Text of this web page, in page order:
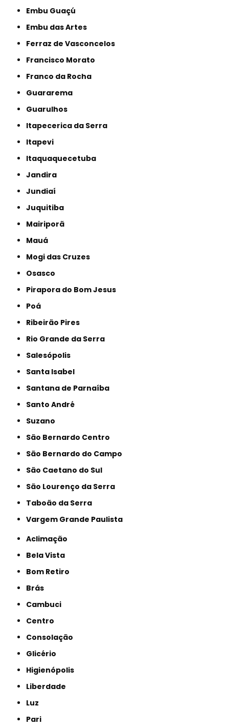
Embu Guaçú
Embu das Artes
Ferraz de Vasconcelos
Francisco Morato
Franco da Rocha
Guararema
Guarulhos
Itapecerica da Serra
Itapevi
Itaquaquecetuba
Jandira
Jundiaí
Juquitiba
Mairiporã
Mauá
Mogi das Cruzes
Osasco
Pirapora do Bom Jesus
Poá
Ribeirão Pires
Rio Grande da Serra
Salesópolis
Santa Isabel
Santana de Parnaíba
Santo André
Suzano
São Bernardo Centro
São Bernardo do Campo
São Caetano do Sul
São Lourenço da Serra
Taboão da Serra
Vargem Grande Paulista
Aclimação
Bela Vista
Bom Retiro
Brás
Cambuci
Centro
Consolação
Glicério
Higienópolis
Liberdade
Luz
Pari